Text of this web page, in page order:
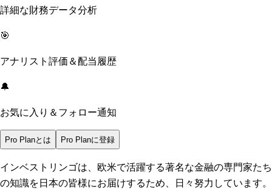
詳細な財務データ分析
🎯
アナリスト評価＆配当履歴
🔔
お気に入り＆フォロー通知
Pro Planとは Pro Planに登録
インベストリンゴは、欧米で活躍する著名な金融の専門家たち
の知識を日本の皆様にお届けするため、日々努力しています。